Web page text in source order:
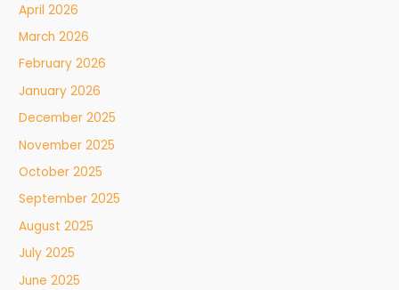
April 2026
March 2026
February 2026
January 2026
December 2025
November 2025
October 2025
September 2025
August 2025
July 2025
June 2025